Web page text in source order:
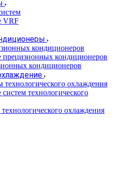
VRF
кондиционеров
кондиционеров
кондиционеров
охлаждения
технологического
охлаждения